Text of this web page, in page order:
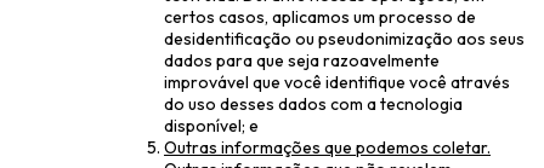
certos casos, aplicamos um processo de
desidentificação ou pseudonimização aos seus
dados para que seja razoavelmente
improvável que você identifique você através
do uso desses dados com a tecnologia
disponível; e
Outras informações que podemos coletar.